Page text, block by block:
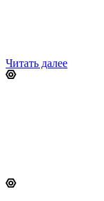
Читать далее